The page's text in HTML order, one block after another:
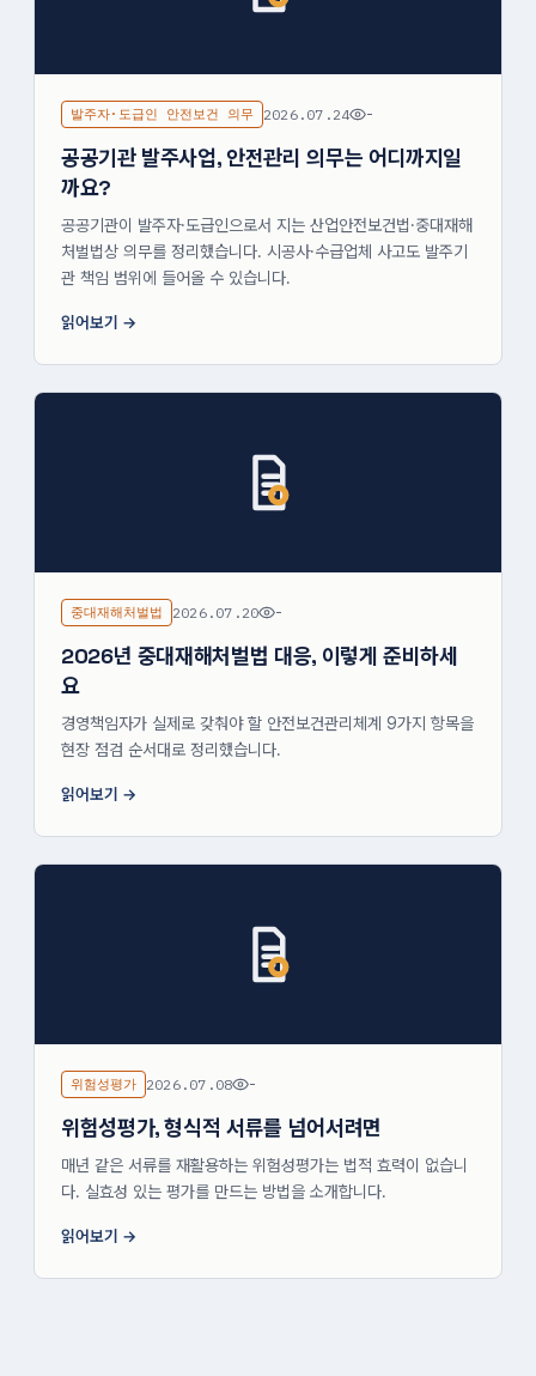
발주자·도급인 안전보건 의무 2026.07.24 -
공공기관 발주사업, 안전관리 의무는 어디까지일
까요?
공공기관이 발주자·도급인으로서 지는 산업안전보건법·중대재해
처벌법상 의무를 정리했습니다. 시공사·수급업체 사고도 발주기
관 책임 범위에 들어올 수 있습니다.
읽어보기
중대재해처벌법 2026.07.20 -
2026년 중대재해처벌법 대응, 이렇게 준비하세
요
경영책임자가 실제로 갖춰야 할 안전보건관리체계 9가지 항목을
현장 점검 순서대로 정리했습니다.
읽어보기
위험성평가 2026.07.08 -
위험성평가, 형식적 서류를 넘어서려면
매년 같은 서류를 재활용하는 위험성평가는 법적 효력이 없습니
다. 실효성 있는 평가를 만드는 방법을 소개합니다.
읽어보기